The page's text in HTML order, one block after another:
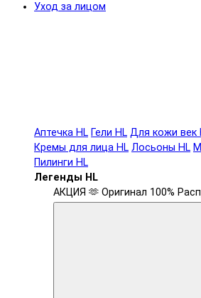
Уход за лицом
Аптечка HL Гели HL Для кожи век
Кремы для лица HL Лосьоны HL
Пилинги HL
Легенды HL
АКЦИЯ 🫶 Оригинал 100%